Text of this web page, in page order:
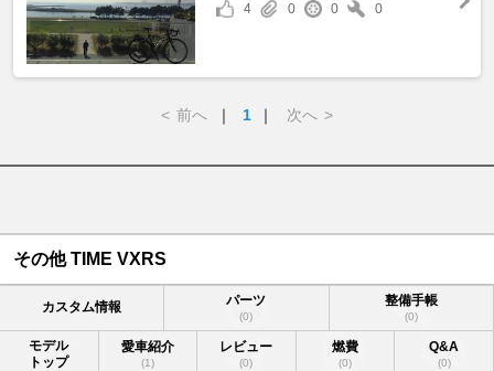
4
0 0 0
< 前へ ｜ 1 ｜ 次へ >
その他 TIME VXRS
カスタム情報 パーツ
(0)
整備手帳
(0)
モデル
トップ
愛車紹介
(1)
レビュー
(0)
燃費
(0)
Q&A
(0)